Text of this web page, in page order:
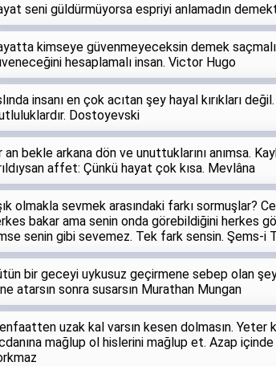
seni güldürmüyorsa espriyi anlamadın
kimseye güvenmeyeceksin demek
hesaplamalı insan. Victor Hugo
insanı en çok acıtan şey hayal kırıkları
Dostoyevski
an bekle arkana dön ve unuttuklarını anımsa.
affet: Çünkü hayat çok kısa. Mevlâna
olmakla sevmek arasındaki farkı sormuşlar?
bakar ama senin onda görebildiğini herkes
senin gibi sevemez. Tek fark sensin. Şems-i
bir geceyi uykusuz geçirmene sebep olan
atarsın sonra susarsın Murathan Mungan
uzak kal varsın kesen dolmasın. Yeter
mağlup ol hislerini mağlup et. Azap